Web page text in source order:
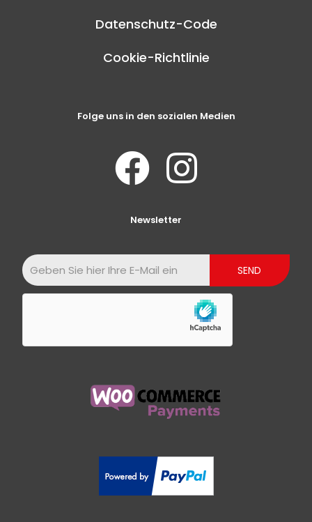
Datenschutz-Code
Cookie-Richtlinie
Folge uns in den sozialen Medien
Newsletter